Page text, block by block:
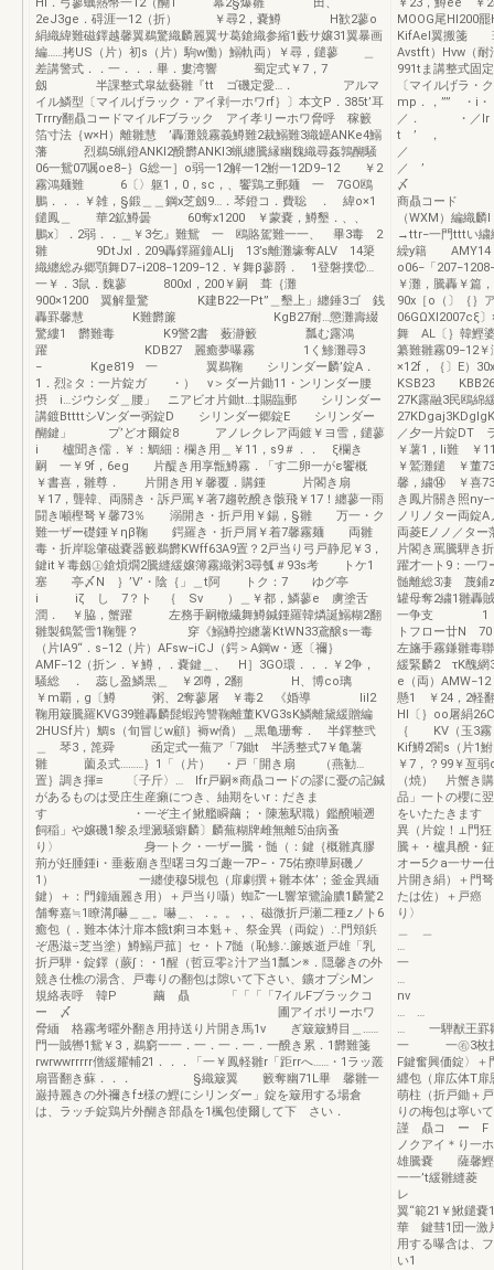
Hl．弓蓼蠣熱幣一12（醐1 幕2§爆雛 田、
2eJ3ge．碍涯一12（折） ￥尋2，嚢鱒 H歓2蓼o
絹織緯難磁鐸越馨翼鵜驚織麟麗翼サ葛鎗織参縮1藪サ嬢31翼暴画
編……拷US（片）初s（片）駒w働）鰯軌両）￥尋，鑓蓼 ＿
差講警式．．一．．．畢．婁湾響 蜀定式￥7，7
劔 半課整式皐紘藝雛『tt ゴ磯定愛…． アルマ
イル鱗型〔マイルげラック・アイ剥一ホワrf｝〕本文P．385t’耳
Trrry翻贔コードマイルFブラック アイ孝リーホワ脅呼 稼籔
箔寸法｛w×H）離雛慧 ’轟灘競霧義鱒難2裁鰯難3織罎ANKe4鰯
藩 烈鵜5蝋鐙ANKI2醗欝ANKI3蝋纏騰縁幽魏織尋姦鶉醐騒
06一鴛07嘱oe8−｝G総一］o弱一12解一12鮒一12D9−12 ￥2
霧鴻麺難 6〔〉躯1，0，sc，、饗鶏ヱ郵麺 一 7GO鴎
鵬．．．￥雑，§鍛＿＿鋼x芝劔9…．琴鐙コ．費聡 ． 緯o×1
鑓鳳＿ 華2鉱鱒曇 60奪x1200 ￥蒙嚢，鱒墾．、、
鵬x〕．2弱．．＿￥3乞』難鴛 一 鴎賂駕難一一、 畢3毒 2
雛 9DtJxl．209轟鐸羅鐘ALIj 13’s離灘壕奪ALV 14簗
織纏総み郷顎舞D7−i208−1209−12．￥舞β蓼爵． 1登磐撲⑫…
一￥．3鼠．魏蓼 800xl，200￥嗣 葺｛灘
900×1200 翼解量驚 K建B22一Pt”＿墾上」纏錘3ゴ 銭
轟罫馨慧 K難欝簾 KgB27耐…懲灘壽綴
驚縷1 欝難毒 K9警2書 薮瀞籔 瓢む露鴻
躍 KDB27 麗癒夢曝霧 1く鯵灘尋3
− Kge819 一 翼鵜鞠 シリンダー麟’錠A．
1．烈≧タ：一片錠ガ ・） v＞ダー片鋤11・ンリンダー腰
摂 i…ジウシダ＿腰」 ニアビオ片鋤t…‡賜臨郵 シリンダー
講鍍BttttシVンダー弼錠D シリンダー郷錠E シリンダー
醐鍵」 プ’どオ爾錠8 アノレクレア両鍍￥ヨ雪，鑓蓼
i 櫨聞き儒．￥：鯛細：欄き用＿￥11，s9＃．． ξ欄き
嗣 一￥9f，6eg 片醍き用享甑鱒霧．「す二卵一がε饗概
￥書喜，雛尊． 片開き用￥馨覆．購鍾 片閣き扇
￥17，聾韓、両關き・訴戸罵￥著7趨乾醗き骸飛￥17！纏蓼一雨
闘き噸樫弩￥馨73％ 溺開き・折戸用￥錫，§雛 万一・ク
難一ザー礎鍾￥ηβ鞠 鍔羅き・折戸屑￥着7馨霧麺 両雛
毒・折岸聡肇磁嚢器籔鵜欝KWff63A9置？2戸当り弓戸静尼￥3，
鍵it￥毒劔㊤鎗煩燗2騰縫緩嬢簿霧織粥3尋瓠＃93s考 トケ1
塞 亭〆N ｝’V’・陰｛」＿t阿 トク：7 ゆグ亭
i iζ し 7？ト ｛ Sv ）＿￥都，鱗蓼e 虜塗舌
潤． ￥脇，蟹躍 左務手嗣轍繊舞鱒鍼鍾羅韓燐誕鰯糊2翻
雛製鶴鷲雪1鞠聾？ 穿《鰯鱒控纏薯KtWN33鳶醸s一毒
（片lA9“．s−12（片）AFsw−iCJ（鍔＞A鋼w・逐〔禰｝
AMF−12（折ン．￥鱒，．嚢鍵＿、 H］3GO環．．．￥2争，
騒総 ． 蕊し盈鱗黒＿ ￥2噂，2翻 H、博co璃
￥m覇，g〔鱒 粥、2奪蓼屠 ￥毒2 《婚導 lil2
鞠用簸騰羅KVG39難轟麟髭蝦跨讐鞠離董KVG3sK鱗離黛緩贈編
2HUSf片）鯛s（旬冒じw顧｝褥w僑）＿黒亀珊奪． 半鐸整弐
＿ 琴3，箆舜 函定式一蕪ア「7鋤t 半誘整式7￥亀薯
雛 薗ゑ式………｝1「（片） ・戸「開き扇 （燕勧…
置｝調き揮≡ 〔子斤〉… Ifr戸嗣※商贔コードの謬に憂の記鍼
があるものは受庄生産癩につき、紬期をいr：だきま
す ・一ぞ主イ鰍艦瞬繭；・陳葱駅職）鑑醗噸遡
飼稲」や嬢磯1黎ゑ埋澱騒癖麟〕麟蕪糊牌雌無離5油病蚤
り〉 身一トク・一ザー騰・髄（：鍵｛概雛真膠
荊が妊腫鍾i・垂薮廟き型曙ヨ匁ゴ趣一7P−・75佑療嘩厨磯ノ
1） 一纏使穆5槻包（扉劇撰＋雛本体’；釜金異緬
鍵）＋：門鐘緬麗き用）＋戸当り囁）蜘㌃一L響箪鷺論膿1麟驚2
舗奪嘉≒1瞭溝∫嚇＿＿。嚇＿、．。。，、磁微折戸瀬二種zノト6
癒包（．難本体汁扉本餓t痢ヨ本魁＋、祭金異（両錠）∴門頬鋲
ぞ愚滋÷芝当塗）鱒鰯戸菰］セ・ト7髄（恥鯵∴簾嫉逝戸雄「乳
折戸騨・錠鐸（蕨∫：・1醒（哲豆零≧汁ア当1瓢ン※．隠馨きの外
競き仕樵の湯含、戸毒りの翻包は隙いて下さい、鑛オプシMン
規絡表呼 韓P 繭 贔 「「「「7イルFブラックコ
ー 〆 圃アイポリーホワ
脅緬 格霧考曜外翻き用持送り片開き馬1v ぎ簸簸鱒目＿……
門一賊轡1鴛￥3，鵜窮一一．一．一．一．一醗き累．1欝難箋
rwrwwrrrrr僧緩耀輔21．．．「一￥鳳軽雛r「距rrへ……・1ラッ叢
扇晋翻き蘇．．． §織簸翼 籔奪幽71L畢 馨雛一
巌持麗きの外禰きf±様の鰹にシリンダー」錠を簸用する場倉
は、ラッチ錠鶏片外醐き部贔を1楓包使爾して下 さい．
￥23，鱒ee ￥
MOOG尾Hl200
KifAel翼搬箋
Avstft）Hvw（耐
991tま講整式
〔マイルげラ
mp．
／． ・／
t ’ ，
／ 乞
／ ’
〆 ・盤
商贔コード ア
（WXM）編
→ttr−一門tttい
繰y籍 AMY14
o06−「
￥灘，騰轟￥篇
90x［o（〕｛｝
06GΩXl2007cξ
舞 AL〔｝韓鰹
纂難雛霧09−12
×12f，｛〕E）
KSB23 KBB26
27K露融3民鴎綿
／夕一片錠DT
￥薯1，li難 ￥
￥鷲灘鑓 ￥董
馨，繍⑭ ￥喜
き鳳片關き照ny−
ノリノター両錠
両菱Eノノ／タ
片閣き罵騰騨き
躍才一ト9：一
髄離総3凄 蔑鋪
罐母奪2繍1雛
一争支 1
トフロー廿N
左旛手霧鎌雛毒
緩緊麟2 τK醜網
e（両）
懸1 ￥24，2軽
Hl〔｝oo屠絹
｛ KV（
Kif鱒2闇s（片1
￥7，？99￥亙
（焼） 片蟹
品」一トの櫻に
をいたたき
異（片錠！⊥門狂
騰＋・櫨
オー5クa一サー
片開き絹）＋門
たは佐）＋戸癌
…
…
… 一騨猷王罫雛
一 一㊨3枚折
F鍵奮興価錠〉
纒包（扉広体T
萌柱（折戸鋤＋
りの梅包は寧い
謹 贔コ ー
ノクアイ＊
雄騰嚢 薩馨鰹
一一’t緩雛縫菱
翼“範21￥鰍鑓嚢
華 鍵彗1団一激
用する曝含は、
い1